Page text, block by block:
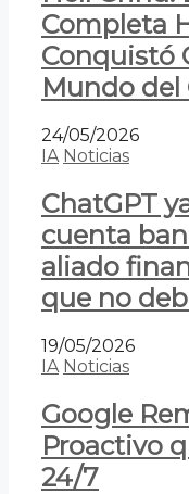
Completa
Conquistó
Mundo del
24/05/2026
IA Noticias
ChatGPT
cuenta
aliado
que no
19/05/2026
IA Noticias
Google
Proactivo
24/7